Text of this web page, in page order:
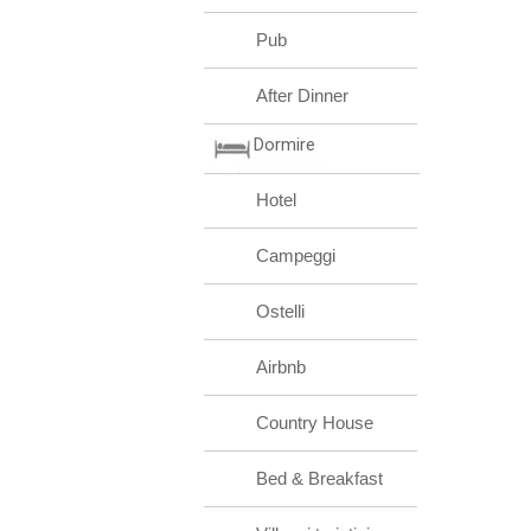
Pub
After Dinner
Dormire
Hotel
Campeggi
Ostelli
Airbnb
Country House
Bed & Breakfast